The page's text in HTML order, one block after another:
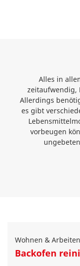
Alles in
zeitaufwendig,
Allerdings
es gibt
vorbeugen
Wohnen & Arbeiten
Backofen